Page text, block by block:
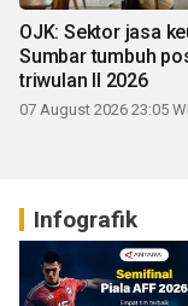
OJK: Sektor jasa
Sumbar tumbuh
triwulan II 2026
07 August 2026 23:05
Infografik